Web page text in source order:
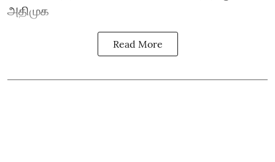
அதிமுக
Read More